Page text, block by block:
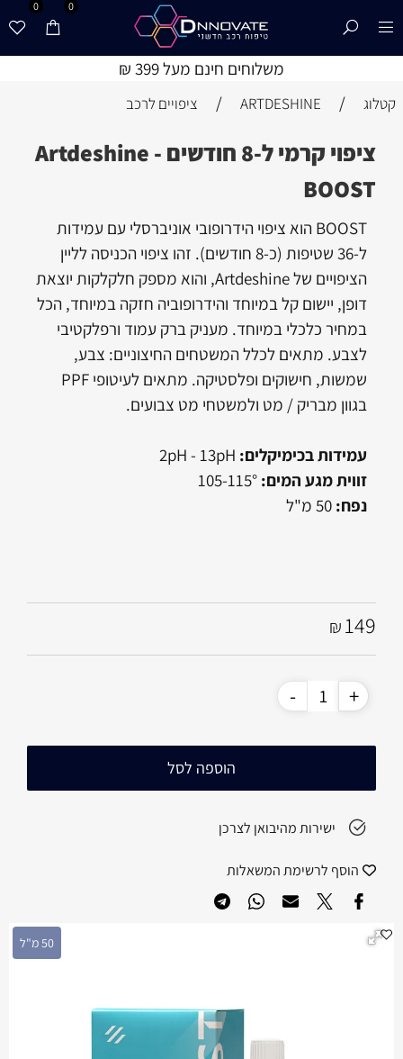
משלוחים חינם מעל 399 ₪
0 0
קטלוג /
ARTDESHINE
/ ציפויים לרכב
ציפוי קרמי ל-8 חודשים - Artdeshine
BOOST
50 מ"ל
BOOST הוא ציפוי הידרופובי אוניברסלי עם עמידות
ל-36 שטיפות (כ-8 חודשים). זהו ציפוי הכניסה לליין
הציפויים של Artdeshine, והוא מספק חלקלקות יוצאת
דופן, יישום קל במיוחד והידרופוביה חזקה במיוחד, הכל
במחיר כלכלי במיוחד. מעניק ברק עמוד ורפלקטיבי
לצבע. מתאים לכלל המשטחים החיצוניים: צבע,
שמשות, חישוקים ופלסטיקה. מתאים לעיטופי PPF
בגוון מבריק / מט ולמשטחי מט צבועים.
עמידות בכימיקלים:
זווית מגע המים:
נפח:
₪149
הוספה לסל
ישירות מהיבואן לצרכן
הוסף לרשימת המשאלות